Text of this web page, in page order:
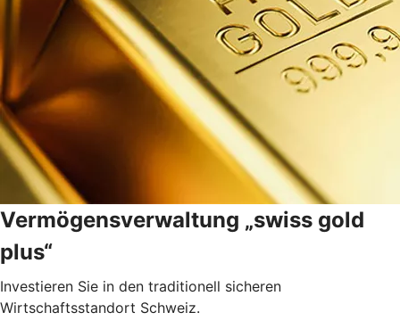
Vermögensverwaltung „swiss gold
plus“
Investieren Sie in den traditionell sicheren
Wirtschaftsstandort Schweiz.